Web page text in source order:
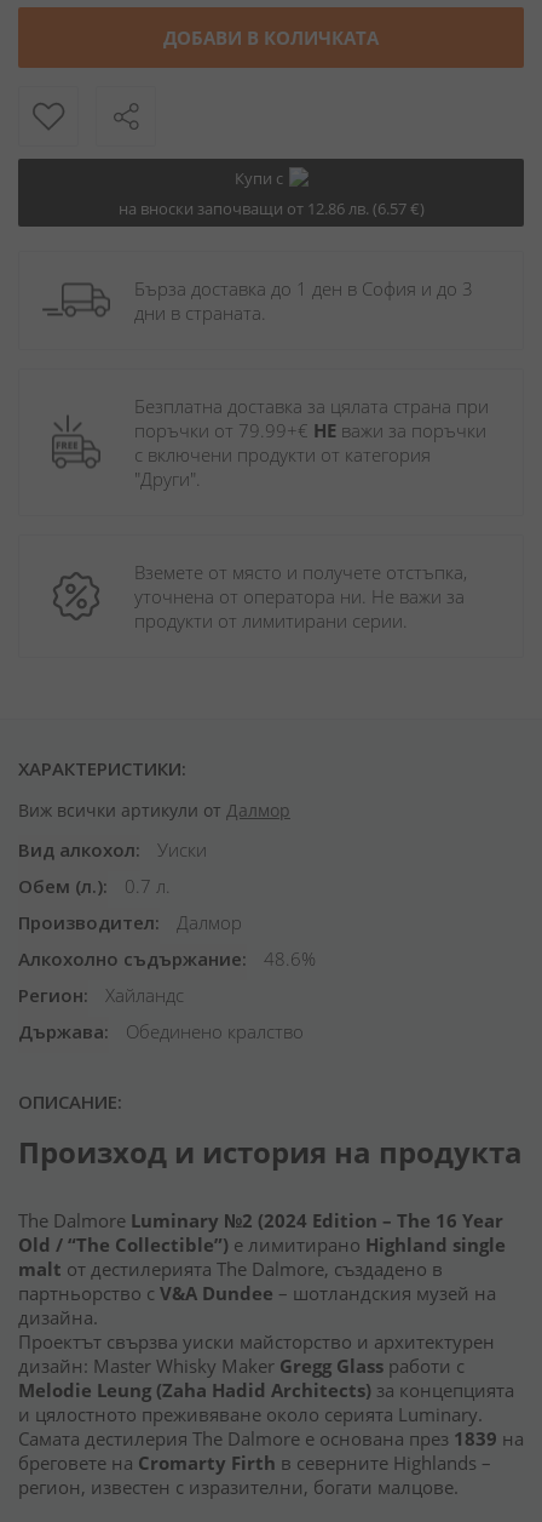
ДОБАВИ В КОЛИЧКАТА
Купи с
на вноски започващи от 12.86 лв. (6.57 €)
Бърза доставка до 1 ден в София и до 3
дни в страната.
Безплатна доставка за цялата страна при
поръчки от 79.99+€ НЕ важи за поръчки
с включени продукти от категория
"Други".
Вземете от място и получете отстъпка,
уточнена от оператора ни. Не важи за
продукти от лимитирани серии.
ХАРАКТЕРИСТИКИ:
Виж всички артикули от Далмор
Вид алкохол
Уиски
Обем (л.)
0.7 л.
Производител
Далмор
Алкохолно съдържание
48.6%
Регион
Хайландс
Държава
Обединено кралство
ОПИСАНИЕ:
Произход и история на продукта
The Dalmore Luminary №2 (2024 Edition – The 16 Year
Old / “The Collectible”) е лимитирано Highland single
malt от дестилерията The Dalmore, създадено в
партньорство с V&A Dundee – шотландския музей на
дизайна.
Проектът свързва уиски майсторство и архитектурен
дизайн: Master Whisky Maker Gregg Glass работи с
Melodie Leung (Zaha Hadid Architects) за концепцията
и цялостното преживяване около серията Luminary.
Самата дестилерия The Dalmore е основана през 1839 на
бреговете на Cromarty Firth в северните Highlands –
регион, известен с изразителни, богати малцове.